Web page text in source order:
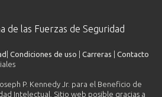
de las Fuerzas de Seguridad
Condiciones de uso Carreras
Contacto
P. Kennedy Jr. para el Beneficio de
Intelectual. Sitio web posible gracias a